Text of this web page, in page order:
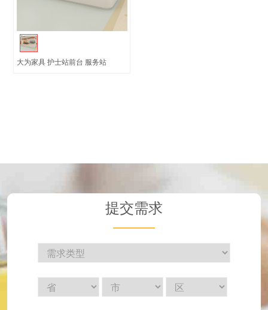
大为家具 护士站前台 服务站
提交需求